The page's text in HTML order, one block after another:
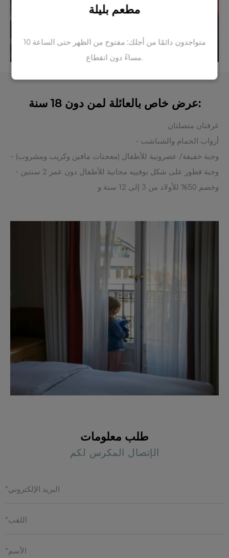
عرض خاص بالعائلة لمن دون 18 سنة:
غرفتان متصلتان
- أرواب الحمام والشباشب
- وجبة خفيفة/ عصرونية للأطفال (معجنات مافين وكريب ومشروب)
- وجبة فطور على شكل بوفييه مجانية للأطفال دون عمر 2 سنتين
وخصم 50% للأولاد من 3 إلى 12 سنة و
طلب معلومات
الإتصال المكرس لكم
*البريد الإلكتروني
*اللقب
*الأسم
مطعم بليلة
متواجدون دائمًا من أجلك: مفتوح من الظهر حتى الساعة 10
مساءً دون انقطاع.